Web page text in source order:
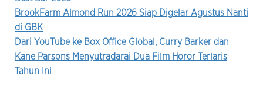
BrookFarm Almond Run 2026 Siap Digelar Agustus Nanti
di GBK
Dari YouTube ke Box Office Global, Curry Barker dan
Kane Parsons Menyutradarai Dua Film Horor Terlaris
Tahun Ini